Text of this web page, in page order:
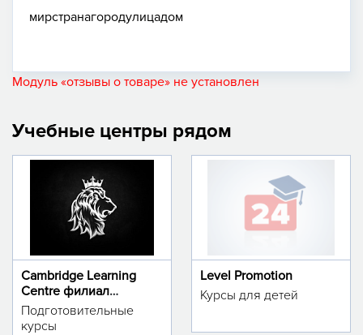
мирстранагородулицадом
Модуль «отзывы о товаре» не установлен
Учебные центры рядом
Cambridge Learning
Centre филиал
м.Тинчлик
Подготовительные
курсы
Level Promotion
Курсы для детей